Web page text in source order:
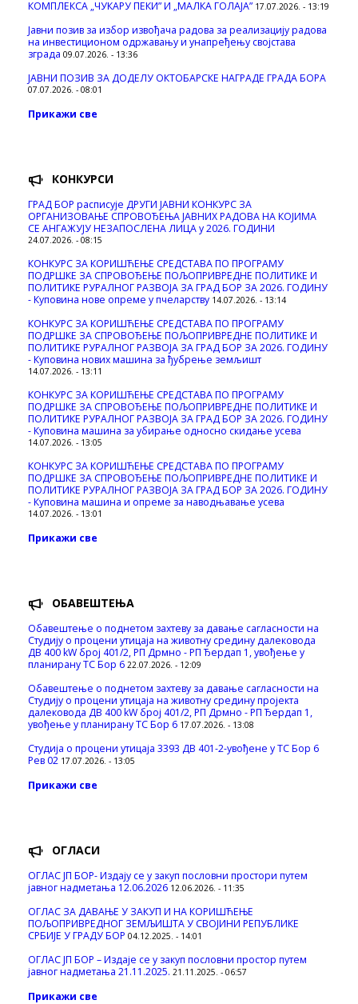
КОМПЛЕКСА „ЧУКАРУ ПЕКИ” И „МАЛКА ГОЛАЈА” 17.07.2026. - 13:19
Јавни позив за избор извођача радова за реализацију радова
на инвестиционом одржавању и унапређењу својстава
зграда 09.07.2026. - 13:36
ЈАВНИ ПОЗИВ ЗА ДОДЕЛУ ОКТOБАРСКЕ НАГРАДЕ ГРАДА БОРА
07.07.2026. - 08:01
Прикажи све
КОНКУРСИ
ГРАД БОР расписује ДРУГИ ЈАВНИ КОНКУРС ЗА
ОРГАНИЗОВАЊЕ СПРОВОЂЕЊА ЈАВНИХ РАДОВА НА КОЈИМА
СЕ АНГАЖУЈУ НЕЗАПОСЛЕНА ЛИЦА у 2026. ГОДИНИ
24.07.2026. - 08:15
КОНКУРС ЗА КОРИШЋЕЊЕ СРЕДСТАВА ПО ПРОГРАМУ
ПОДРШКЕ ЗА СПРОВОЂЕЊЕ ПОЉОПРИВРЕДНЕ ПОЛИТИКЕ И
ПОЛИТИКЕ РУРАЛНОГ РАЗВОЈА ЗА ГРАД БОР ЗА 2026. ГОДИНУ
- Куповина нове опреме у пчеларству 14.07.2026. - 13:14
КОНКУРС ЗА КОРИШЋЕЊЕ СРЕДСТАВА ПО ПРОГРАМУ
ПОДРШКЕ ЗА СПРОВОЂЕЊЕ ПОЉОПРИВРЕДНЕ ПОЛИТИКЕ И
ПОЛИТИКЕ РУРАЛНОГ РАЗВОЈА ЗА ГРАД БОР ЗА 2026. ГОДИНУ
- Куповина нових машина за ђубрење земљишт
14.07.2026. - 13:11
КОНКУРС ЗА КОРИШЋЕЊЕ СРЕДСТАВА ПО ПРОГРАМУ
ПОДРШКЕ ЗА СПРОВОЂЕЊЕ ПОЉОПРИВРЕДНЕ ПОЛИТИКЕ И
ПОЛИТИКЕ РУРАЛНОГ РАЗВОЈА ЗА ГРАД БОР ЗА 2026. ГОДИНУ
- Куповинa машина за убирање односно скидање усева
14.07.2026. - 13:05
КОНКУРС ЗА КОРИШЋЕЊЕ СРЕДСТАВА ПО ПРОГРАМУ
ПОДРШКЕ ЗА СПРОВОЂЕЊЕ ПОЉОПРИВРЕДНЕ ПОЛИТИКЕ И
ПОЛИТИКЕ РУРАЛНОГ РАЗВОЈА ЗА ГРАД БОР ЗА 2026. ГОДИНУ
- Куповина машина и опреме за наводњавање усева
14.07.2026. - 13:01
Прикажи све
ОБАВЕШТЕЊА
Обавештење о поднетом захтеву за давање сагласности на
Студију о процени утицаја на животну средину далековода
ДВ 400 kW број 401/2, РП Дрмно - РП Ђердап 1, увођење у
планирану ТС Бор 6 22.07.2026. - 12:09
Обавештење о поднетом захтеву за давање сагласности на
Студију о процени утицаја на животну средину пројекта
далековода ДВ 400 kW број 401/2, РП Дрмно - РП Ђердап 1,
увођење у планирану ТС Бор 6 17.07.2026. - 13:08
Студија о процени утицаја 3393 ДВ 401-2-увођене у ТС Бор 6
Рев 02 17.07.2026. - 13:05
Прикажи све
ОГЛАСИ
ОГЛАС ЈП БОР- Издају се у закуп пословни простори путем
јавног надметања 12.06.2026 12.06.2026. - 11:35
ОГЛАС ЗА ДАВАЊЕ У ЗАКУП И НА КОРИШЋЕЊЕ
ПОЉОПРИВРЕДНОГ ЗЕМЉИШТА У СВОЈИНИ РЕПУБЛИКЕ
СРБИЈЕ У ГРАДУ БОР 04.12.2025. - 14:01
ОГЛАС ЈП БОР – Издаје се у закуп пословни простор путем
јавног надметања 21.11.2025. 21.11.2025. - 06:57
Прикажи све